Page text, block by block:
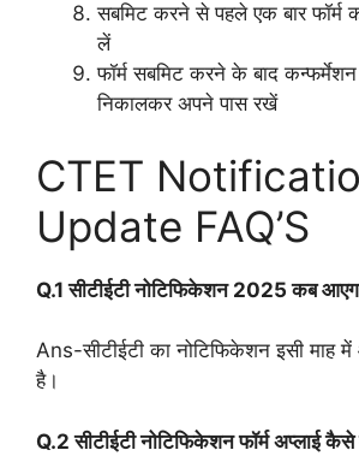
सबमिट करने से पहले एक बार फॉर्म
लें
फॉर्म सबमिट करने के बाद
निकालकर अपने पास रखें
CTET
Update FAQ’S
Q.1 सीटीईटी नोटिफिकेशन 2025 कब
Ans-सीटीईटी का नोटिफिकेशन इसी माह
है।
Q.2 सीटीईटी नोटिफिकेशन फॉर्म अप्लाई